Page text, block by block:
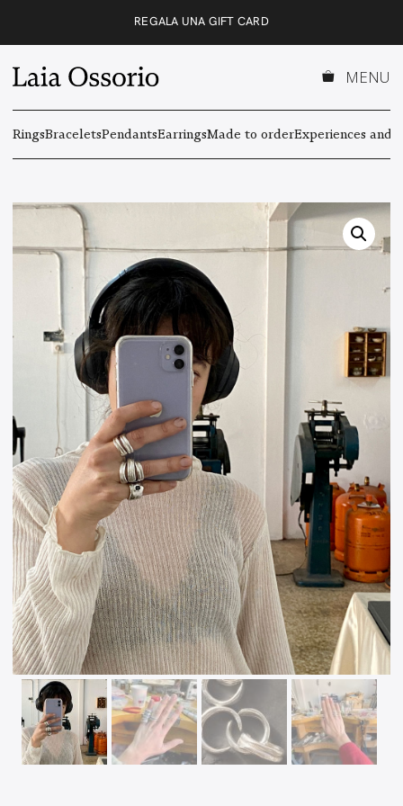
REGALA UNA GIFT CARD
MENU
RingsBraceletsPendantsEarringsMade to orderExperiences and